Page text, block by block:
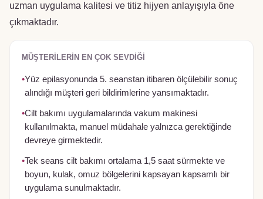
uzman uygulama kalitesi ve titiz hijyen anlayışıyla öne
çıkmaktadır.
MÜŞTERILERIN EN ÇOK SEVDIĞI
•Yüz epilasyonunda 5. seanstan itibaren ölçülebilir sonuç
alındığı müşteri geri bildirimlerine yansımaktadır.
•Cilt bakımı uygulamalarında vakum makinesi
kullanılmakta, manuel müdahale yalnızca gerektiğinde
devreye girmektedir.
•Tek seans cilt bakımı ortalama 1,5 saat sürmekte ve
boyun, kulak, omuz bölgelerini kapsayan kapsamlı bir
uygulama sunulmaktadır.